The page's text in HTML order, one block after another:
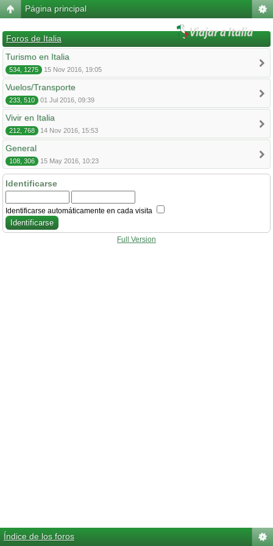
Página principal
Foros de Italia
Turismo en Italia
534, 1275 15 Nov 2016, 19:05
Vuelos/Transporte
233, 510 01 Jul 2016, 09:39
Vivir en Italia
212, 768 14 Nov 2016, 15:53
General
108, 306 15 May 2016, 10:23
Identificarse
Identificarse automáticamente en cada visita
Full Version
Índice de los foros